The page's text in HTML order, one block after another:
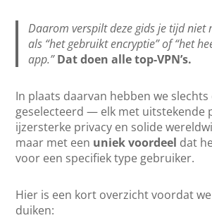
Daarom verspilt deze gids je tijd niet
als “het gebruikt encryptie” of “het
app.”Dat doen alle top-VPN’s.
In plaats daarvan hebben we slechts
geselecteerd — elk met uitstekende
ijzersterke privacy en solide
maar met een uniek voordeel dat
voor een specifiek type gebruiker.
Hier is een kort overzicht voordat
duiken: